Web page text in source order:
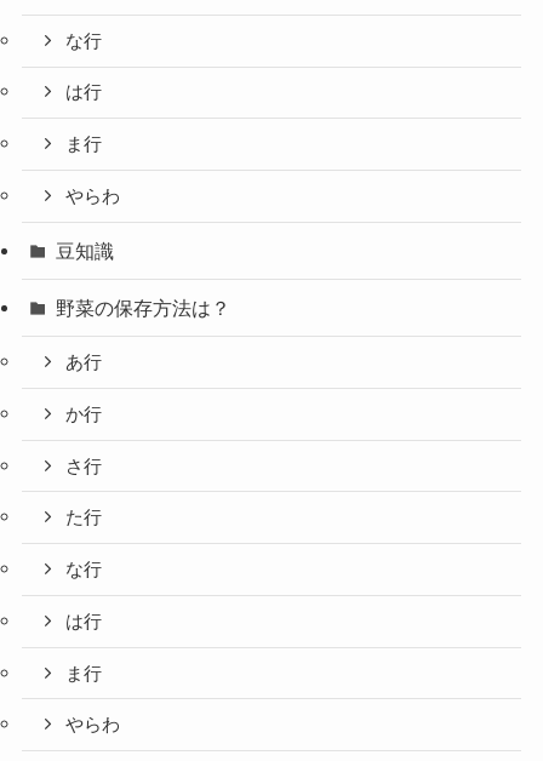
な行
は行
ま行
やらわ
豆知識
野菜の保存方法は？
あ行
か行
さ行
た行
な行
は行
ま行
やらわ